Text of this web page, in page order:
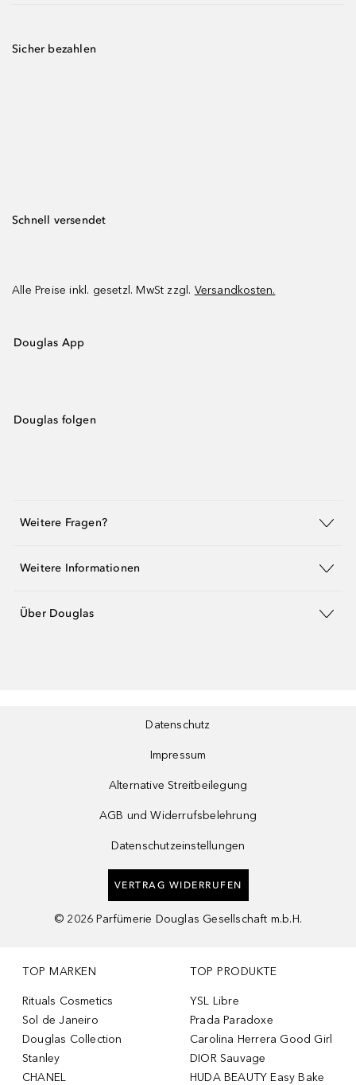
Sicher bezahlen
Schnell versendet
Alle Preise inkl. gesetzl. MwSt zzgl. Versandkosten.
Douglas App
Douglas folgen
Weitere Fragen?
Weitere Informationen
Über Douglas
Datenschutz
Impressum
Alternative Streitbeilegung
AGB und Widerrufsbelehrung
Datenschutzeinstellungen
VERTRAG WIDERRUFEN
© 2026 Parfümerie Douglas Gesellschaft m.b.H.
TOP MARKEN
Rituals Cosmetics
Sol de Janeiro
Douglas Collection
Stanley
CHANEL
TOP PRODUKTE
YSL Libre
Prada Paradoxe
Carolina Herrera Good Girl
DIOR Sauvage
HUDA BEAUTY Easy Bake